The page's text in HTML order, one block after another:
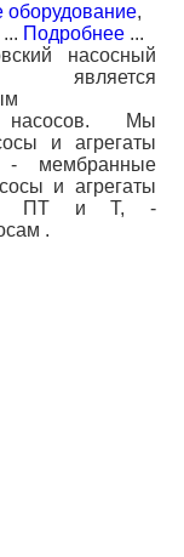
,
... Подробнее ...
насосный
насосов. Мы
и агрегаты
- мембранные
и агрегаты
ПТ и Т, -
.